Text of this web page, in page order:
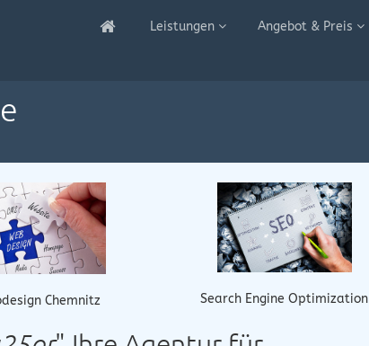
Leistungen Angebot & Preis
Chemnitz Search Engine Optimization